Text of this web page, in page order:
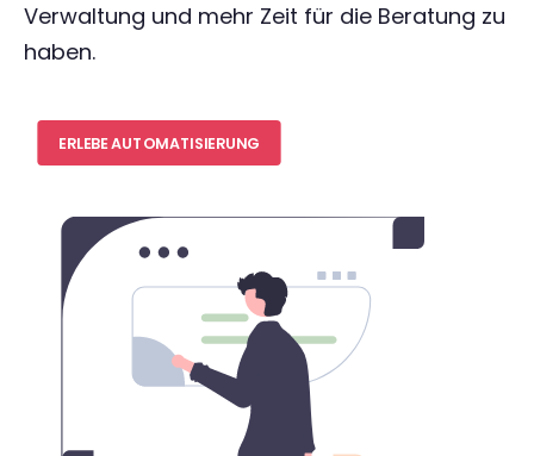
Verwaltung und mehr Zeit für die Beratung zu
haben.
ERLEBE AUTOMATISIERUNG